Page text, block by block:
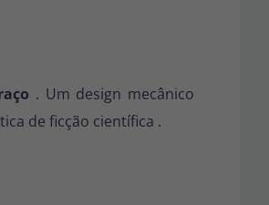
. Um design mecânico
de ficção científica .